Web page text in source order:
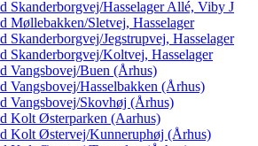
Skanderborgvej/Hasselager Allé, Viby J
Møllebakken/Sletvej, Hasselager
Skanderborgvej/Jegstrupvej, Hasselager
Skanderborgvej/Koltvej, Hasselager
Vangsbovej/Buen (Århus)
Vangsbovej/Hasselbakken (Århus)
Vangsbovej/Skovhøj (Århus)
Kolt Østerparken (Aarhus)
Kolt Østervej/Kunneruphøj (Århus)